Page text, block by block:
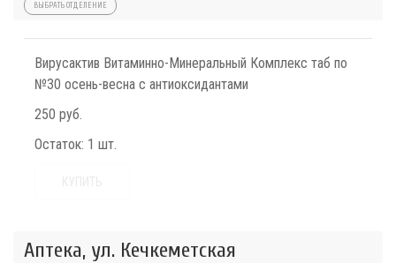
ВЫБРАТЬ ОТДЕЛЕНИЕ
Вирусактив Витаминно-Минеральный Комплекс таб по
№30 осень-весна с антиоксидантами
250 руб.
Остаток: 1 шт.
Аптека, ул. Кечкеметская